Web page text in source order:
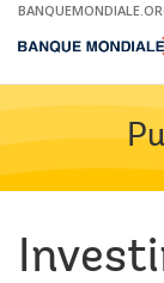
Skip
Main